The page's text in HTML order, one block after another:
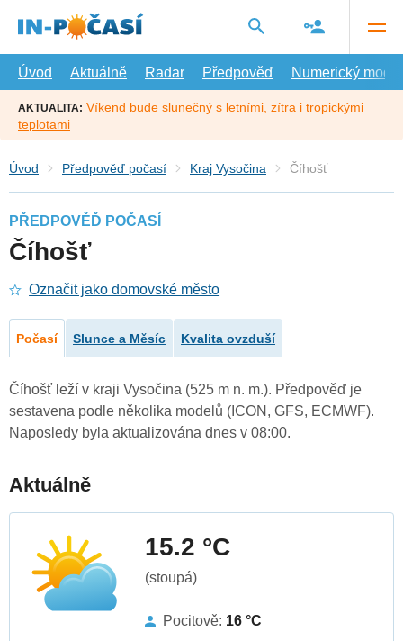
hlavní
Úvod
Aktuálně Radar Předpověď Numerický model
AKTUALITA: Víkend bude slunečný s letními, zítra i tropickými
teplotami
Úvod Předpověď počasí Kraj Vysočina Číhošť
PŘEDPOVĚĎ POČASÍ
Číhošť
Označit jako domovské město
Počasí Slunce a Měsíc Kvalita ovzduší
Číhošť leží v kraji Vysočina (525 m n. m.). Předpověď je
sestavena podle několika modelů (ICON, GFS, ECMWF).
Naposledy byla aktualizována dnes v 08:00.
Aktuálně
15.2 °C
(stoupá)
Pocitově: 16 °C